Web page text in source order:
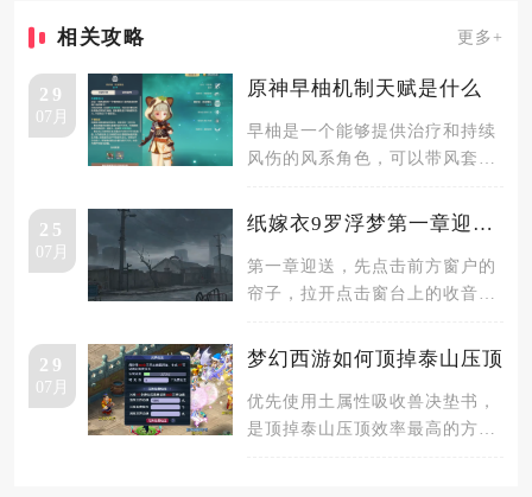
相关攻略 更多+
29
07月
原神早柚机制天赋是什么
早柚是一个能够提供治疗和持续
风伤的风系角色，可以带风套提
放方式
25
07月
纸嫁衣9罗浮梦第一章迎送怎么通关
第一章迎送，先点击前方窗户的
帘子，拉开点击窗台上的收音
刀。再来看
29
07月
梦幻西游如何顶掉泰山压顶
优先使用土属性吸收兽决垫书，
是顶掉泰山压顶效率最高的方